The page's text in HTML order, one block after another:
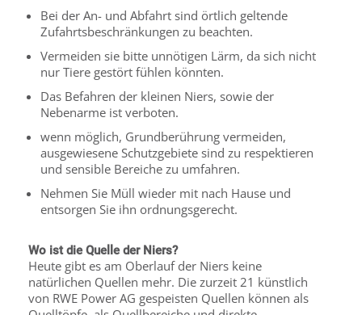
Bei der An- und Abfahrt sind örtlich geltende
Zufahrtsbeschränkungen zu beachten.
Vermeiden sie bitte unnötigen Lärm, da sich nicht
nur Tiere gestört fühlen könnten.
Das Befahren der kleinen Niers, sowie der
Nebenarme ist verboten.
wenn möglich, Grundberührung vermeiden,
ausgewiesene Schutzgebiete sind zu respektieren
und sensible Bereiche zu umfahren.
Nehmen Sie Müll wieder mit nach Hause und
entsorgen Sie ihn ordnungsgerecht.
Wo ist die Quelle der Niers?
Heute gibt es am Oberlauf der Niers keine
natürlichen Quellen mehr. Die zurzeit 21 künstlich
von RWE Power AG gespeisten Quellen können als